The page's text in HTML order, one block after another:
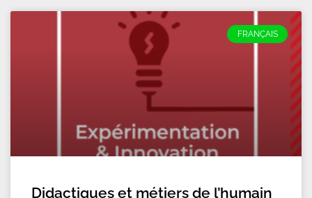
FRANÇAIS
Didactiques et métiers de l’humain